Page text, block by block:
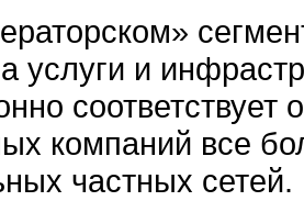
услуги и
компаний все
частных сетей.